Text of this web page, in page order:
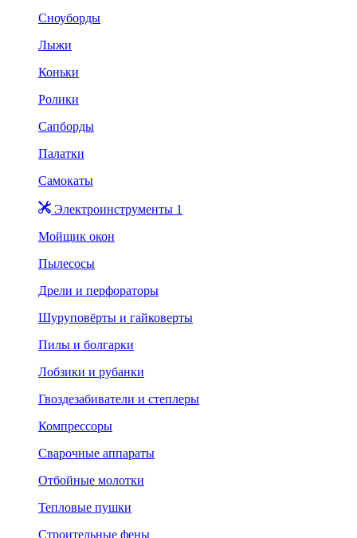
Сноуборды
Лыжи
Коньки
Ролики
Сапборды
Палатки
Самокаты
Электроинструменты 1
Мойщик окон
Пылесосы
Дрели и перфораторы
Шуруповёрты и гайковерты
Пилы и болгарки
Лобзики и рубанки
Гвоздезабиватели и степлеры
Компрессоры
Сварочные аппараты
Отбойные молотки
Тепловые пушки
Строительные фены